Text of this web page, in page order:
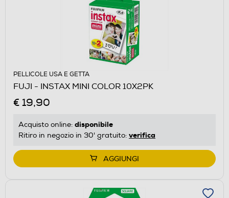
PELLICOLE USA E GETTA
FUJI - INSTAX MINI COLOR 10X2PK
€ 19,90
Acquisto online: disponibile
Ritiro in negozio in 30' gratuito: verifica
AGGIUNGI